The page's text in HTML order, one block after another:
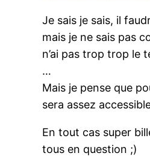
Je sais je sais, il
mais je ne sais pas
n’ai pas trop trop le
…
Mais je pense que
sera assez
En tout cas super
tous en question ;)